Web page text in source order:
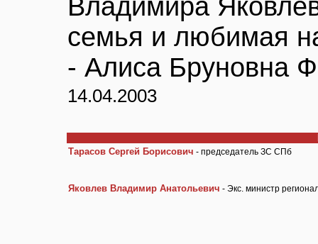
Владимира
семья и любимая
- Алиса Бруновна
14.04.2003
Тарасов Сергей Борисович - председатель ЗС СПб
Яковлев Владимир Анатольевич - Экс. министр